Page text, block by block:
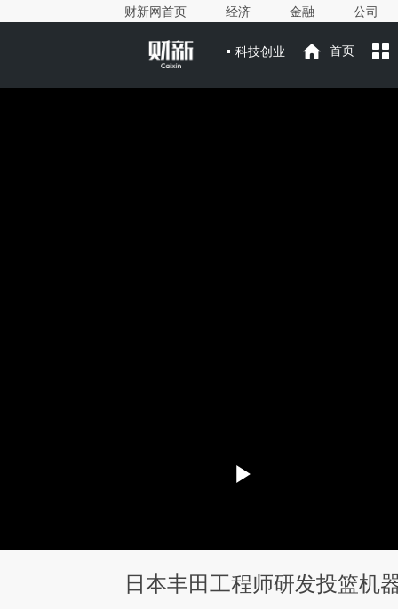
财新网首页 经济 金融 公司
科技创业 首页
日本丰田工程师研发投篮机